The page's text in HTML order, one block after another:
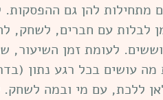
מתחילות להן גם
לבלות עם חברים, לשחק,
לעומת זמן
מה עושים בכל רגע נתון
ללכת, עם מי ובמה לשחק.